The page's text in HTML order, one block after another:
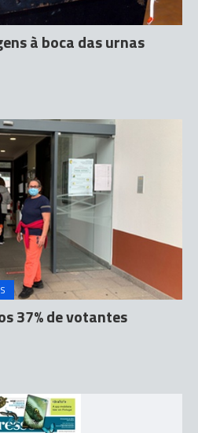
à boca das urnas
37% de votantes